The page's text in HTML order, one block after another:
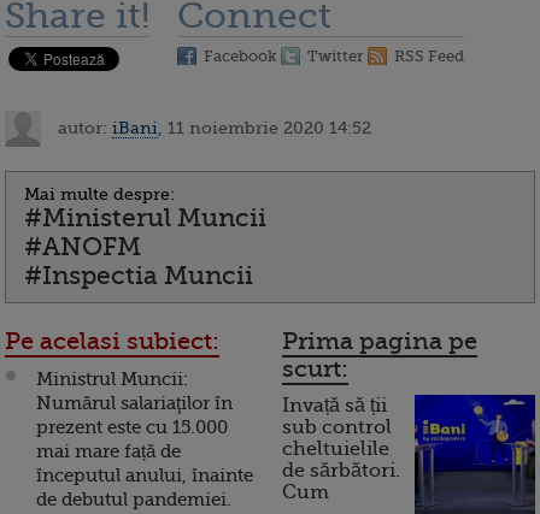
Share it! Connect
Facebook Twitter RSS Feed
autor: iBani , 11 noiembrie 2020 14:52
Mai multe despre:
#Ministerul Muncii
#ANOFM
#Inspectia Muncii
Pe acelasi subiect:
Ministrul Muncii:
Numărul salariaţilor în
prezent este cu 15.000
mai mare față de
începutul anului, înainte
de debutul pandemiei.
Prima pagina pe
scurt:
Invață să ții
sub control
cheltuielile
de sărbători.
Cum